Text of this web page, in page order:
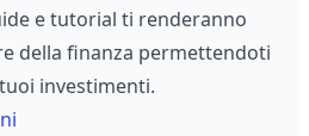
e tutorial ti renderanno
della finanza permettendoti
investimenti.